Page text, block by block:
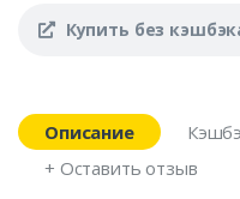
Купить без
Описание
+ Оставить отзыв